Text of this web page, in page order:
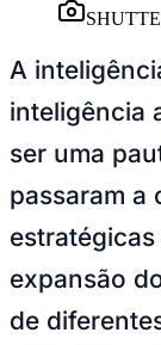
Brasileirão
Paulistão
Libertadores
Copa
Premier
La Liga
Bundesliga
Mundial 2026
Times - Ir direto
A
inteligência
ser uma
passaram a
expansão
de